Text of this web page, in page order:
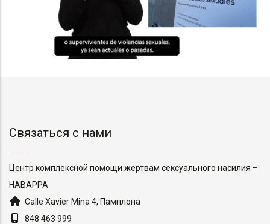
Связаться с нами
Центр комплексной помощи жертвам сексуального насилия –
НАВАРРА
Calle Xavier Mina 4, Памплона
848 463 999